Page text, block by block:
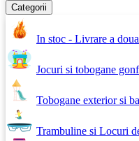
Categorii
In stoc - Livrare a
Jocuri si tobogane
Tobogane exterior si
Trambuline si Locuri